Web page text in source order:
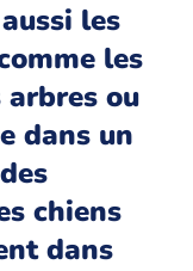
les
les
arbres ou
dans un
chiens
dans